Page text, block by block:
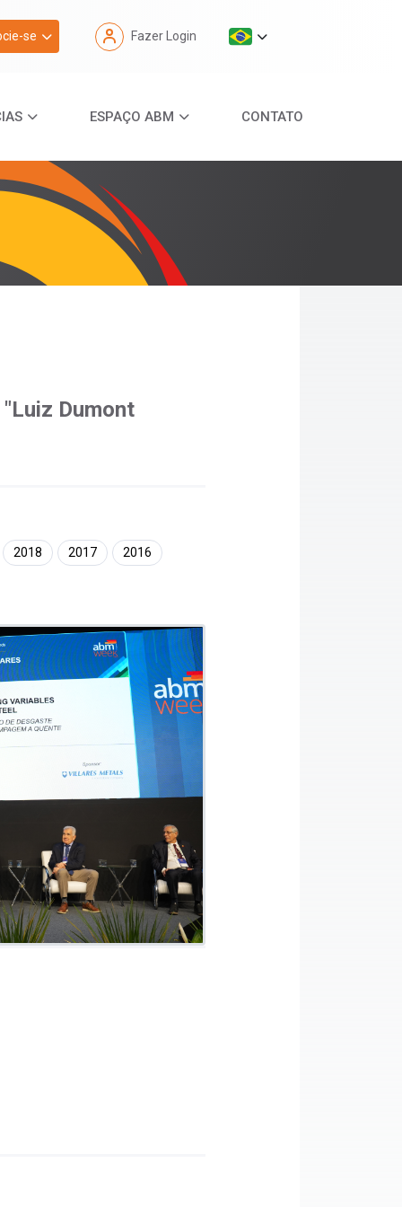
se Fazer Login
ESPAÇO ABM CONTATO
Dumont
2018 2017
2016